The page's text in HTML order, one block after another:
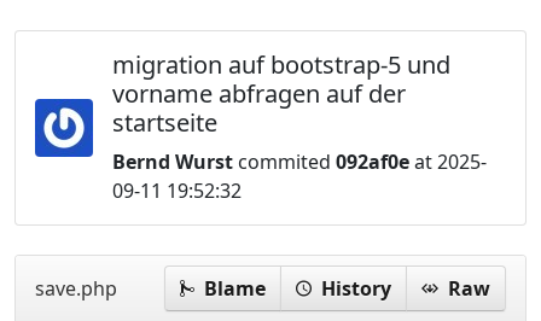
migration auf bootstrap-5 und
vorname abfragen auf der
startseite
Bernd Wurst commited 092af0eat 2025-
09-11 19:52:32
save.php Blame History Raw